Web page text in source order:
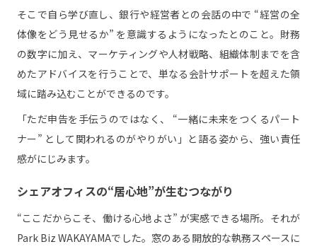
そこで自ら学び直し、銀行や経営者との会話の中で “経営の全
体像をどう見せるか” を意識するようになったとのこと。財務
の数字に加え、マーケティングや人材戦略、組織体制までを含
めたアドバイスを行うことで、単なる会計サポートを超えた領
域に踏み込むことができるのです。
「ただ申告を手伝うのではなく、 “一緒に未来をつくるパート
ナー” として関われるのがやりがい」と語る姿から、強い責任
感がにじみます。
シェアオフィスの“居心地”が生むつながり
“ここだからこそ、働ける心地よさ” が実感できる場所。それが
Park Biz WAKAYAMAでした。窓のある開放的な執務スペースに